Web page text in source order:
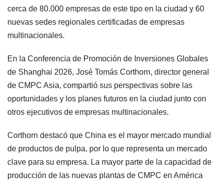
cerca de 80.000 empresas de este tipo en la ciudad y 60
nuevas sedes regionales certificadas de empresas
multinacionales.
En la Conferencia de Promoción de Inversiones Globales
de Shanghai 2026, José Tomás Corthorn, director general
de CMPC Asia, compartió sus perspectivas sobre las
oportunidades y los planes futuros en la ciudad junto con
otros ejecutivos de empresas multinacionales.
Corthorn destacó que China es el mayor mercado mundial
de productos de pulpa, por lo que representa un mercado
clave para su empresa. La mayor parte de la capacidad de
producción de las nuevas plantas de CMPC en América